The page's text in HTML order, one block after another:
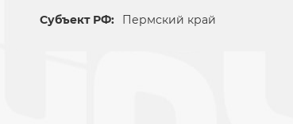
Субъект РФ:
Пермский край